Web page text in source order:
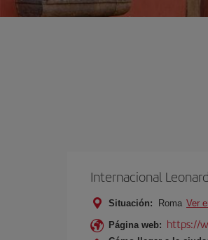
Internacional
Situación: Roma Ver
Página web: https://